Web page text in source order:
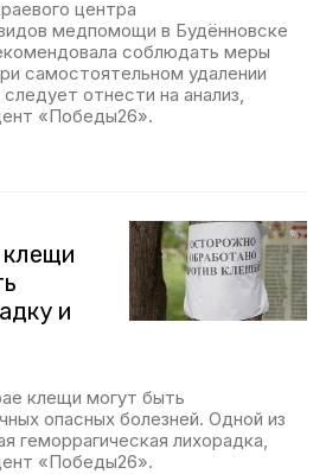
центра
медпомощи в Будённовске
соблюдать меры
самостоятельном удалении
отнести на анализ,
«Победы26».
и
клещи могут быть
опасных болезней. Одной из
геморрагическая лихорадка,
«Победы26».